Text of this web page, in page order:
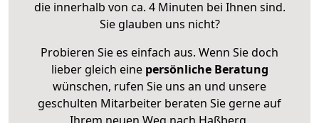
die innerhalb von ca. 4 Minuten bei Ihnen sind.
Sie glauben uns nicht?
Probieren Sie es einfach aus. Wenn Sie doch
lieber gleich eine persönliche Beratung
wünschen, rufen Sie uns an und unsere
geschulten Mitarbeiter beraten Sie gerne auf